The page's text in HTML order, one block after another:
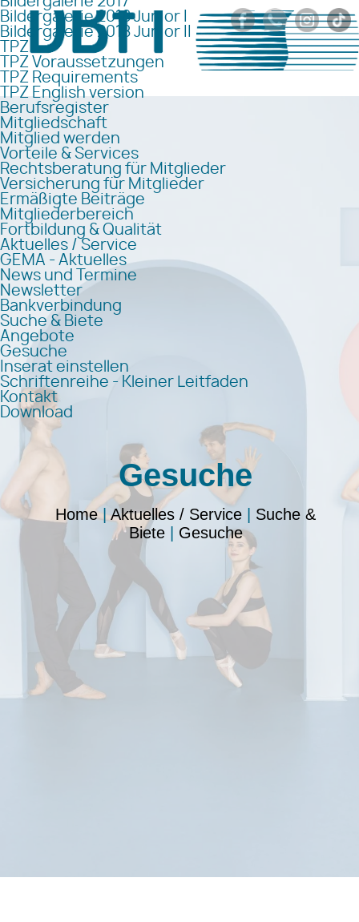
Bildergalerie 2018 Junior I
Bildergalerie 2018 Junior II
TPZ
TPZ Voraussetzungen
TPZ Requirements
TPZ English version
Berufsregister
Mitgliedschaft
Mitglied werden
Vorteile & Services
Rechtsberatung für Mitglieder
Versicherung für Mitglieder
Ermäßigte Beiträge
Mitgliederbereich
Fortbildung & Qualität
Aktuelles / Service
GEMA - Aktuelles
News und Termine
Newsletter
Bankverbindung
Suche & Biete
Angebote
Gesuche
Inserat einstellen
Schriftenreihe - Kleiner Leitfaden
Kontakt
Download
Gesuche
Home|Aktuelles / Service | Suche &
Biete| Gesuche